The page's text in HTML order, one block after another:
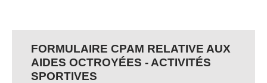
FORMULAIRE CPAM RELATIVE AUX
AIDES OCTROYÉES - ACTIVITÉS
SPORTIVES